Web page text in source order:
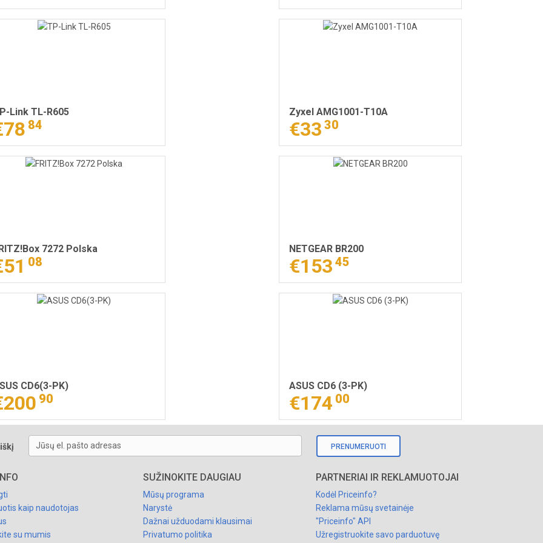
Link TL-R605
84
Zyxel AMG1001-T10A
€33 30
7272 Polska
08
NETGEAR BR200
€153 45
CD6(3-PK)
90
ASUS CD6 (3-PK)
€174 00
Jūsų el. pašto adresas PRENUMERUOTI
kaip naudotojas
su mumis
SUŽINOKITE DAUGIAU
Mūsų programa
Narystė
Dažnai užduodami klausimai
Privatumo politika
PARTNERIAI IR REKLAMUOTOJAI
Kodėl Priceinfo?
Reklama mūsų svetainėje
"Priceinfo" API
Užregistruokite savo parduotuvę